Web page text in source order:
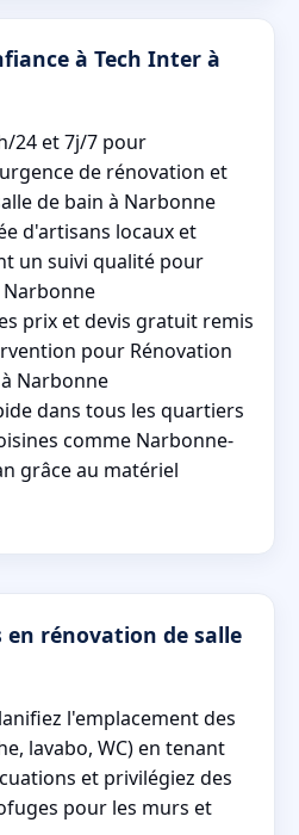
à Tech Inter à
24 et 7j/7 pour
de rénovation et
de bain à Narbonne
d'artisans locaux et
un suivi qualité pour
prix et devis gratuit remis
pour Rénovation
Narbonne
dans tous les quartiers
comme Narbonne-
grâce au matériel
en rénovation de salle
l'emplacement des
lavabo, WC) en tenant
et privilégiez des
pour les murs et